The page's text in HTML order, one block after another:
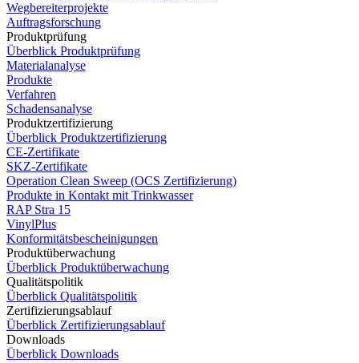
Wegbereiterprojekte
Auftragsforschung
Produktprüfung
Überblick Produktprüfung
Materialanalyse
Produkte
Verfahren
Schadensanalyse
Produktzertifizierung
Überblick Produktzertifizierung
CE-Zertifikate
SKZ-Zertifikate
Operation Clean Sweep (OCS Zertifizierung)
Produkte in Kontakt mit Trinkwasser
RAP Stra 15
VinylPlus
Konformitätsbescheinigungen
Produktüberwachung
Überblick Produktüberwachung
Qualitätspolitik
Überblick Qualitätspolitik
Zertifizierungsablauf
Überblick Zertifizierungsablauf
Downloads
Überblick Downloads